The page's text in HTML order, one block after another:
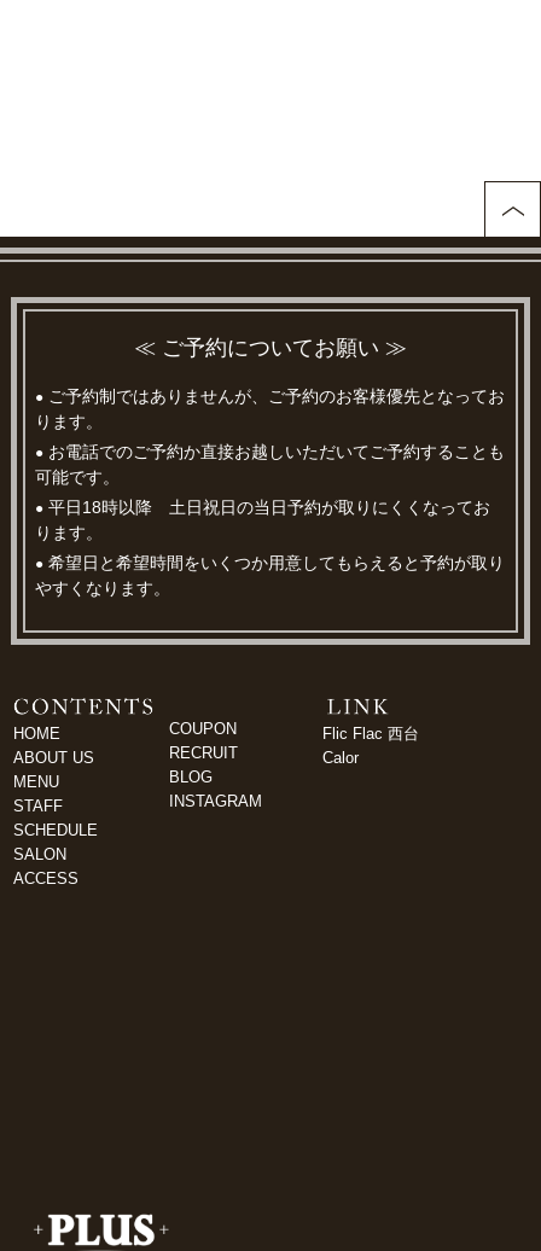
≪ ご予約についてお願い ≫
● ご予約制ではありませんが、ご予約のお客様優先となってお
ります。
● お電話でのご予約か直接お越しいただいてご予約することも
可能です。
● 平日18時以降 土日祝日の当日予約が取りにくくなってお
ります。
● 希望日と希望時間をいくつか用意してもらえると予約が取り
やすくなります。
HOME
ABOUT US
MENU
STAFF
SCHEDULE
SALON
ACCESS
COUPON
RECRUIT
BLOG
INSTAGRAM
Flic Flac 西台
Calor